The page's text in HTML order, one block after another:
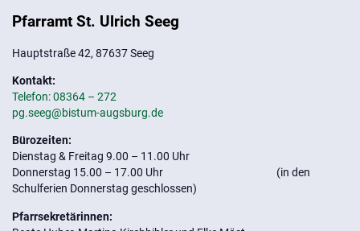
Pfarramt St. Ulrich Seeg
Hauptstraße 42, 87637 Seeg
Kontakt:
Telefon: 08364 – 272
pg.seeg@bistum-augsburg.de
Bürozeiten:
Dienstag & Freitag 9.00 – 11.00 Uhr
Donnerstag 15.00 – 17.00 Uhr (in den
Schulferien Donnerstag geschlossen)
Pfarrsekretärinnen: